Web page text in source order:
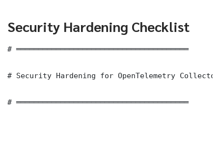
Security Hardening Checklist
# ═══════════════════════════════════════
# Security Hardening for OpenTelemetry
# ═══════════════════════════════════════